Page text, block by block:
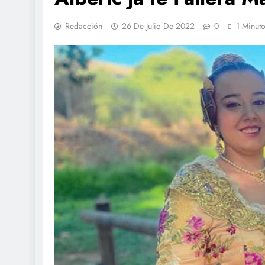
Redacción 26 De Julio De 2022 0 1